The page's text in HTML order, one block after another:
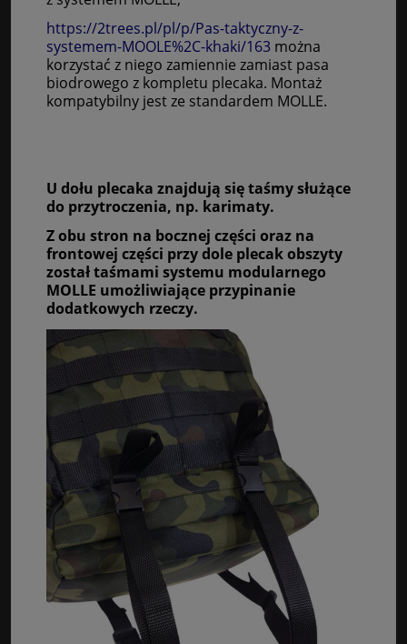
https://2trees.pl/pl/p/Pas-taktyczny-z-
systemem-MOOLE%2C-khaki/163 można
korzystać z niego zamiennie zamiast pasa
biodrowego z kompletu plecaka. Montaż
kompatybilny jest ze standardem MOLLE.
U dołu plecaka znajdują się taśmy służące
do przytroczenia, np. karimaty.
Z obu stron na bocznej części oraz na
frontowej części przy dole plecak obszyty
został taśmami systemu modularnego
MOLLE umożliwiające przypinanie
dodatkowych rzeczy.